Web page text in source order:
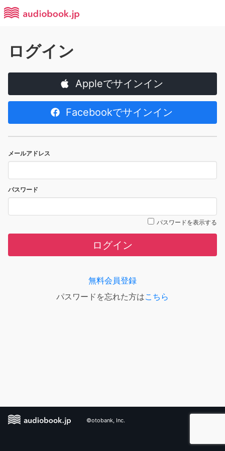
ログイン
Appleでサインイン
Facebookでサインイン
メールアドレス
パスワード
パスワードを表示する
ログイン
無料会員登録
パスワードを忘れた方はこちら
©otobank, Inc.